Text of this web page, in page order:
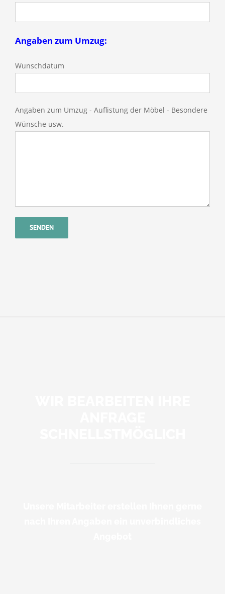
Angaben zum Umzug:
Wunschdatum
Angaben zum Umzug - Auflistung der Möbel - Besondere
Wünsche usw.